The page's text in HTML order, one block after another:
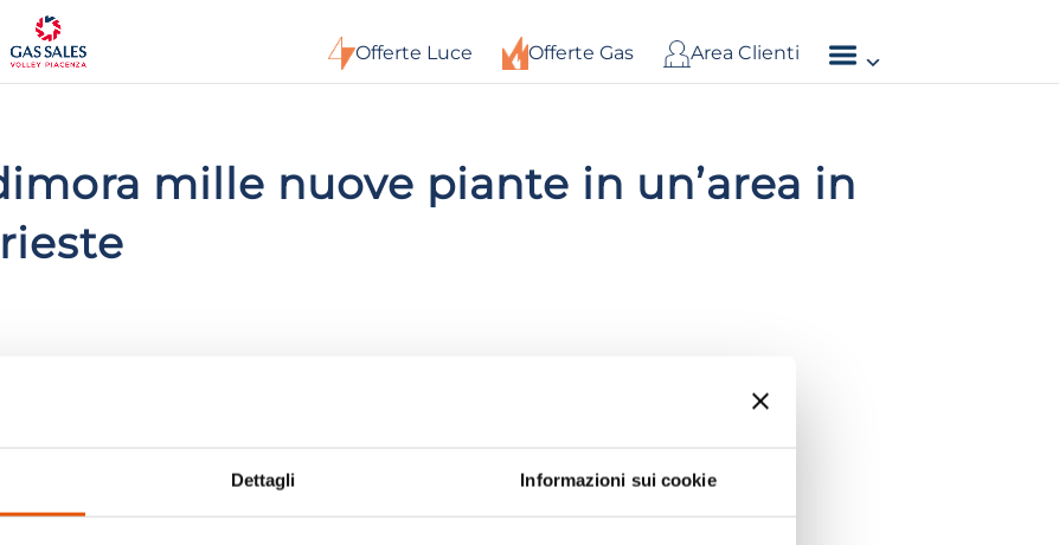
Dettagli Informazioni sui cookie
Offerte Luce Offerte Gas Area Clienti
mille nuove piante in un’area in